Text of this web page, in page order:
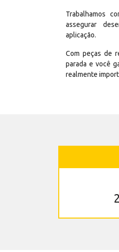
Trabalhamos
assegurar
aplicação.
Com peças de
parada e você
realmente